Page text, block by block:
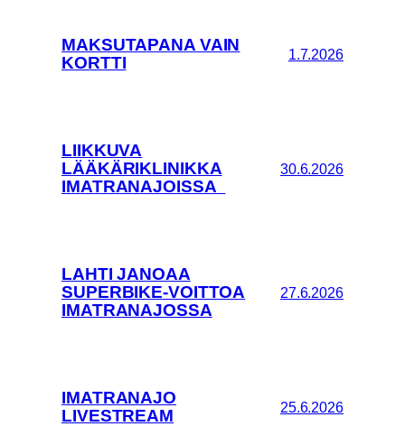
MAKSUTAPANA VAIN
KORTTI
1.7.2026
LIIKKUVA
LÄÄKÄRIKLINIKKA
IMATRANAJOISSA
30.6.2026
LAHTI JANOAA
SUPERBIKE-VOITTOA
IMATRANAJOSSA
27.6.2026
IMATRANAJO
LIVESTREAM
25.6.2026